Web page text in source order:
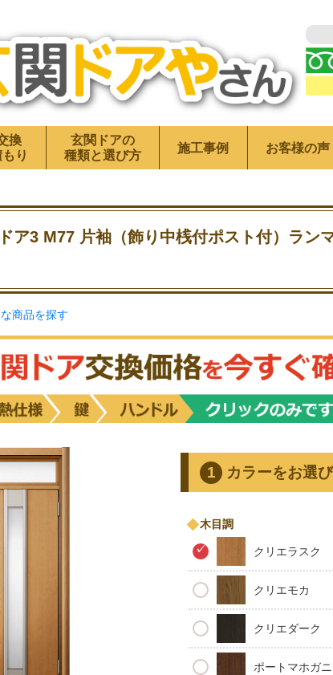
換
り
玄関ドアの
種類と選び方
施工事例 お客様の声
ア3 M77 片袖（飾り中桟付ポスト付）ラン
商品を探す
カラーをお選
木目調
クリエラスク
クリエモカ
クリエダーク
ポートマホガ